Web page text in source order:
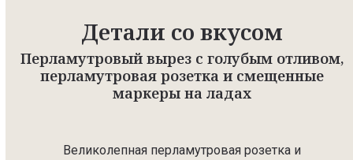
Детали со вкусом
Перламутровый вырез с голубым отливом,
перламутровая розетка и смещенные
маркеры на ладах
Великолепная перламутровая розетка и